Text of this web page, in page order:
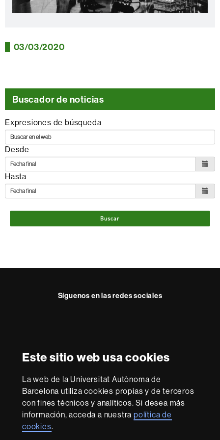
Este sitio web usa cookies
La web de la Universitat Autònoma de
Barcelona utiliza cookies propias y de terceros
con fines técnicos y analíticos. Si desea más
información, acceda a nuestrapolítica de
cookies.
03/03/2020
Buscador de noticias
Expresiones de búsqueda
Desde
Hasta
Buscar
Síguenos en las redes sociales
Excellence
Research
-
Euraxess
Con la financiación de
Sobre